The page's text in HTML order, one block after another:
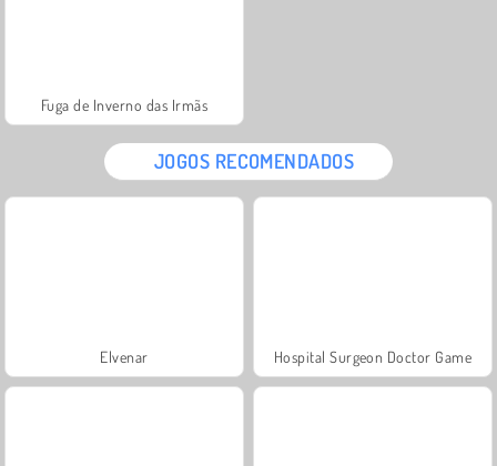
Fuga de Inverno das Irmãs
JOGOS RECOMENDADOS
Elvenar Hospital Surgeon Doctor Game